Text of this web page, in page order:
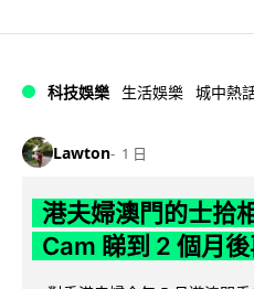
科技娛樂 生活娛樂 城中熱
Lawton 1 日
港夫婦澳門的士拾
Cam 睇到 2 個月